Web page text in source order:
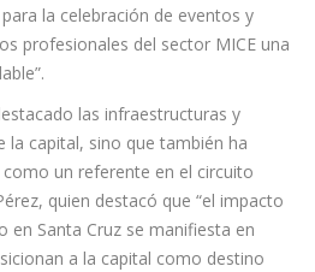
“nuestra participación en esta
la posición del municipio
la celebración de eventos y
profesionales del sector MICE una
las infraestructuras y
la capital, sino que también ha
un referente en el circuito
quien destacó que “el impacto